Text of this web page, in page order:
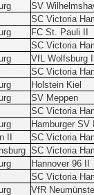
SV
SC Victoria
FC St. Pauli II
SC Victoria
VfL Wolfsburg
SC Victoria
Holstein Kiel
SV Meppen
SC Victoria
Hamburger SV
II
SC Victoria
SC Victoria
Hannover 96 II
SC Victoria
VfR